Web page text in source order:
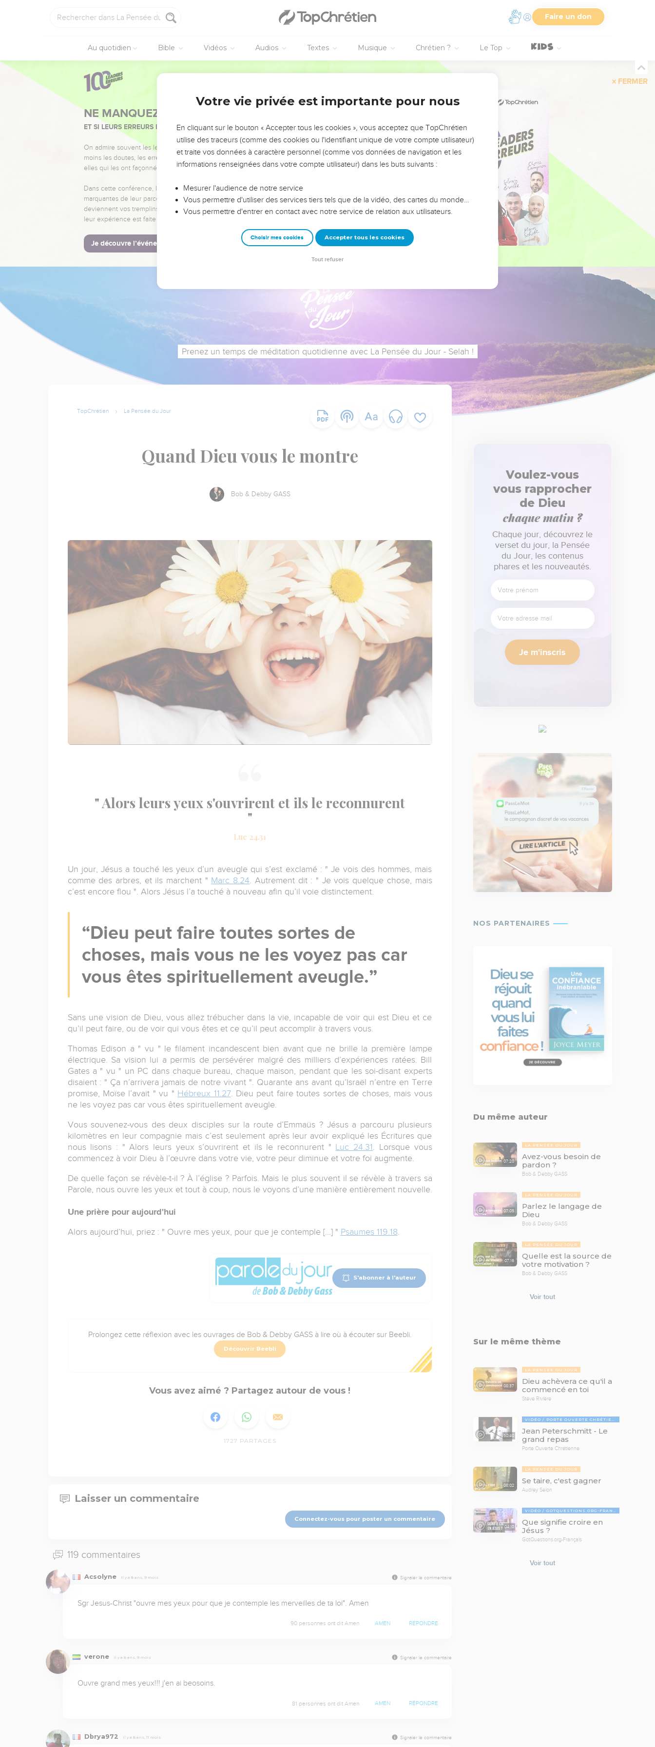
Faire un don
Au quotidien Bible Vidéos Audios Textes Musique Chrétien ? Le Top
FERMER
NE MANQUEZ PAS L’ÉVÉNEMENT DE L’ANNÉE !
ET SI LEURS ERREURS POUVAIENT VOUS ÉVITER LES VOTRES ?
On admire souvent les leaders pour leurs réussites, leur impact, leur foi ou leur vision. Mais on voit
moins les doutes, les erreurs et les saisons difficiles qu'ils ont traversés, alors même que ce sont
elles qui les ont façonnés.
Dans cette conférence, leaders, entrepreneurs, et responsables reviennent sur les erreurs
marquantes de leur parcours et les clés pour avancer avec plus de sagesse afin que leurs erreurs
deviennent vos tremplins. Que vous guidiez un ministère, une équipe, un groupe ou une famille,
leur expérience est faite pour vous.
Je découvre l’événement
Prenez un temps de méditation quotidienne avec La Pensée du Jour - Selah !
TopChrétien La Pensée du Jour
Quand Dieu vous le montre
Bob & Debby GASS
" Alors leurs yeux s'ouvrirent et ils le reconnurent
"
Luc 24.31
Un jour, Jésus a touché les yeux d’un aveugle qui s’est exclamé : " Je vois des hommes, mais
comme des arbres, et ils marchent " Marc 8.24. Autrement dit : " Je vois quelque chose, mais
c’est encore flou ". Alors Jésus l’a touché à nouveau afin qu’il voie distinctement.
Dieu peut faire toutes sortes de
choses, mais vous ne les voyez pas car
vous êtes spirituellement aveugle.
Sans une vision de Dieu, vous allez trébucher dans la vie, incapable de voir qui est Dieu et ce
qu’il peut faire, ou de voir qui vous êtes et ce qu’il peut accomplir à travers vous.
Thomas Edison a " vu " le filament incandescent bien avant que ne brille la première lampe
électrique. Sa vision lui a permis de persévérer malgré des milliers d’expériences ratées. Bill
Gates a " vu " un PC dans chaque bureau, chaque maison, pendant que les soi-disant experts
disaient : " Ça n’arrivera jamais de notre vivant ". Quarante ans avant qu’Israël n’entre en Terre
promise, Moïse l’avait " vu " Hébreux 11.27. Dieu peut faire toutes sortes de choses, mais vous
ne les voyez pas car vous êtes spirituellement aveugle.
Vous souvenez-vous des deux disciples sur la route d’Emmaüs ? Jésus a parcouru plusieurs
kilomètres en leur compagnie mais c’est seulement après leur avoir expliqué les Écritures que
nous lisons : " Alors leurs yeux s’ouvrirent et ils le reconnurent " Luc 24.31. Lorsque vous
commencez à voir Dieu à l’œuvre dans votre vie, votre peur diminue et votre foi augmente.
De quelle façon se révèle-t-il ? À l’église ? Parfois. Mais le plus souvent il se révèle à travers sa
Parole, nous ouvre les yeux et tout à coup, nous le voyons d’une manière entièrement nouvelle.
Une prière pour aujourd'hui
Alors aujourd’hui, priez : " Ouvre mes yeux, pour que je contemple […] " Psaumes 119.18.
S'abonner à l'auteur
Prolongez cette réflexion avec les ouvrages de Bob & Debby GASS à lire où à écouter sur Beebli.
Découvrir Beebli
Vous avez aimé ? Partagez autour de vous !
1727 PARTAGES
Laisser un commentaire
Connectez-vous pour poster un commentaire
119 commentaires
Acsolyne Il y a 8 ans, 9 mois Signaler le commentaire
Sgr Jesus-Christ "ouvre mes yeux pour que je contemple les merveilles de ta loi". Amen
90 personnes ont dit Amen AMEN RÉPONDRE
verone Il y a 8 ans, 9 mois Signaler le commentaire
Ouvre grand mes yeux!!! j'en ai beosoins.
81 personnes ont dit Amen AMEN RÉPONDRE
Dbrya972 Il y a 8 ans, 11 mois Signaler le commentaire
Voulez-vous
vous rapprocher
de Dieu
chaque matin ?
Chaque jour, découvrez le
verset du jour, la Pensée
du Jour, les contenus
phares et les nouveautés.
Je m'inscris
Du même auteur
07:20
LA PENSÉE DU JOUR
Avez-vous besoin de
pardon ?
Bob & Debby GASS
07:05
LA PENSÉE DU JOUR
Parlez le langage de
Dieu
Bob & Debby GASS
07:16
LA PENSÉE DU JOUR
Quelle est la source de
votre motivation ?
Bob & Debby GASS
Voir tout
Sur le même thème
08:37
LA PENSÉE DU JOUR
Dieu achèvera ce qu'il a
commencé en toi
Stève Rivière
50:40
VIDÉO PORTE OUVERTE CHRÉTIENNE
Jean Peterschmitt - Le
grand repas
Porte Ouverte Chrétienne
08:02
LA PENSÉE DU JOUR
Se taire, c'est gagner
Audrey Selon
04:10
VIDÉO GOTQUESTIONS.ORG-FRANÇAIS
Que signifie croire en
Jésus ?
GotQuestions.org-Français
Voir tout
Votre vie privée est importante pour nous
En cliquant sur le bouton « Accepter tous les cookies », vous acceptez que TopChrétien
utilise des traceurs (comme des cookies ou l'identifiant unique de votre compte utilisateur)
et traite vos données à caractère personnel (comme vos données de navigation et les
informations renseignées dans votre compte utilisateur) dans les buts suivants :
Mesurer l'audience de notre service
Vous permettre d'utiliser des services tiers tels que de la vidéo, des cartes du monde…
Vous permettre d'entrer en contact avec notre service de relation aux utilisateurs.
Choisir mes cookies Accepter tous les cookies
Tout refuser